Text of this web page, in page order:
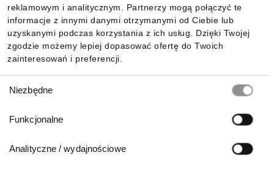
reklamowym i analitycznym. Partnerzy mogą połączyć te
informacje z innymi danymi otrzymanymi od Ciebie lub
uzyskanymi podczas korzystania z ich usług. Dzięki Twojej
zgodzie możemy lepiej dopasować ofertę do Twoich
zainteresowań i preferencji.
zgody
Niezbędne
Funkcjonalne
Analityczne / wydajnościowe
Pobierz naszą aplikację mobilną: